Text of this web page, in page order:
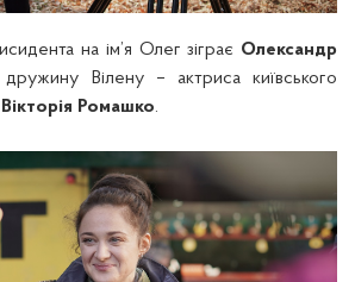
на ім’я Олег зіграє Олександр
Вілену – актриса київського
Вікторія Ромашко.